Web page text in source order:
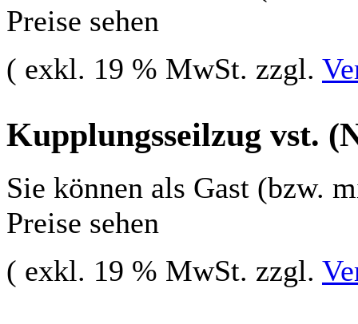
Preise sehen
( exkl. 19 % MwSt. zzgl.
Kupplungsseilzug vst.
Sie können als Gast (bzw.
Preise sehen
( exkl. 19 % MwSt. zzgl.